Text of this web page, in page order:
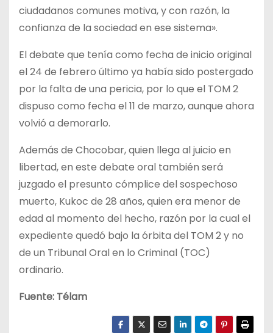
ciudadanos comunes motiva, y con razón, la
confianza de la sociedad en ese sistema».
El debate que tenía como fecha de inicio original
el 24 de febrero último ya había sido postergado
por la falta de una pericia, por lo que el TOM 2
dispuso como fecha el 11 de marzo, aunque ahora
volvió a demorarlo.
Además de Chocobar, quien llega al juicio en
libertad, en este debate oral también será
juzgado el presunto cómplice del sospechoso
muerto, Kukoc de 28 años, quien era menor de
edad al momento del hecho, razón por la cual el
expediente quedó bajo la órbita del TOM 2 y no
de un Tribunal Oral en lo Criminal (TOC)
ordinario.
Fuente: Télam